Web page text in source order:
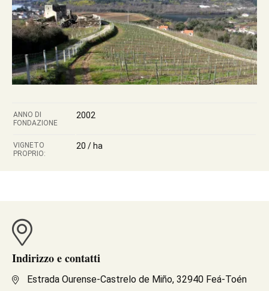
ANNO DI
FONDAZIONE
2002
VIGNETO
PROPRIO:
20 / ha
Indirizzo e contatti
Estrada Ourense-Castrelo de Miño, 32940 Feá-Toén